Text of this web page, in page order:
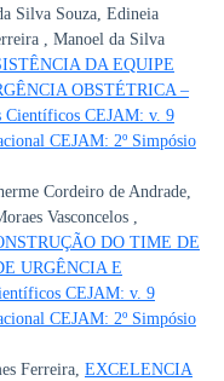
Silva Souza, Edineia
, Manoel da Silva
DA EQUIPE
OBSTÉTRICA –
Científicos CEJAM: v. 9
CEJAM: 2º Simpósio
Cordeiro de Andrade,
Vasconcelos ,
DO TIME DE
URGÊNCIA E
CEJAM: v. 9
CEJAM: 2º Simpósio
Ferreira, EXCELENCIA